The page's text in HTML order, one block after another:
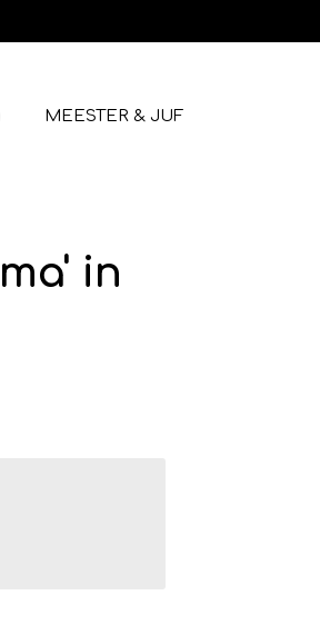
MEESTER & JUF
in